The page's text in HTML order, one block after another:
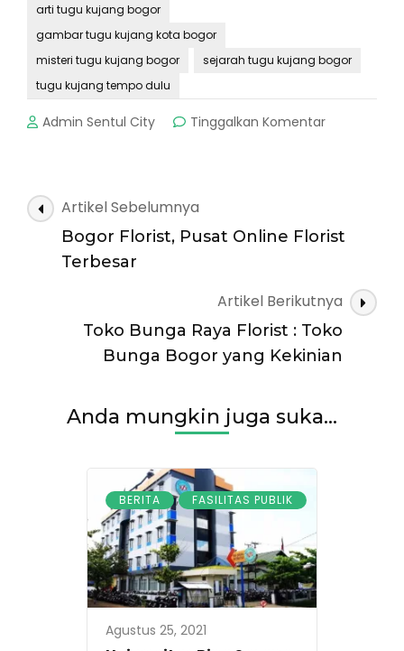
arti tugu kujang bogor
gambar tugu kujang kota bogor
misteri tugu kujang bogor
sejarah tugu kujang bogor
tugu kujang tempo dulu
Admin Sentul City Tinggalkan Komentarpada
Simbol
Navigasi
Artikel
Artikel Sebelumnya
Bogor Florist, Pusat Online Florist
Terbesar
Artikel Berikutnya
Toko Bunga Raya Florist : Toko
Bunga Bogor yang Kekinian
Anda mungkin juga suka...
BERITA , FASILITAS PUBLIK
Agustus 25, 2021